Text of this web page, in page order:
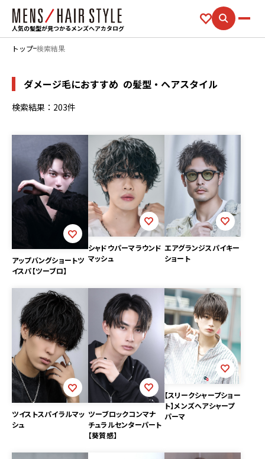
人気の髪型が見つかるメンズヘアカタログ
トップ 検索結果
ダメージ毛におすすめ の髪型・ヘアスタイル
検索結果：203件
アップバングショートツ
イスパ【ツーブロ】
シャドウパーマラウンド
マッシュ
エアグランジスパイキー
ショート
ツイストスパイラルマッ
シュ
ツーブロックコンマナ
チュラルセンターパート
【葵質感】
【スリークシャープショー
ト】メンズヘアシャープ
パーマ